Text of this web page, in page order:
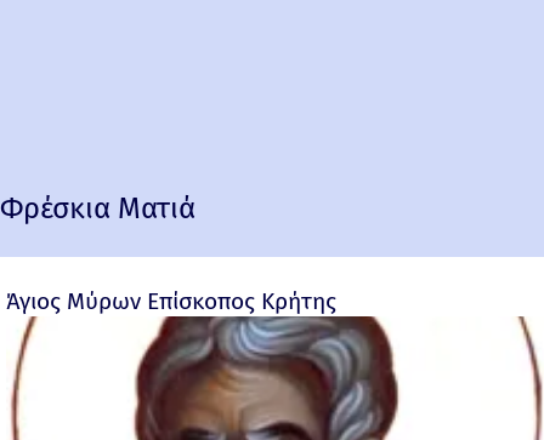
Φρέσκια Ματιά
Άγιος Μύρων Επίσκοπος Κρήτης